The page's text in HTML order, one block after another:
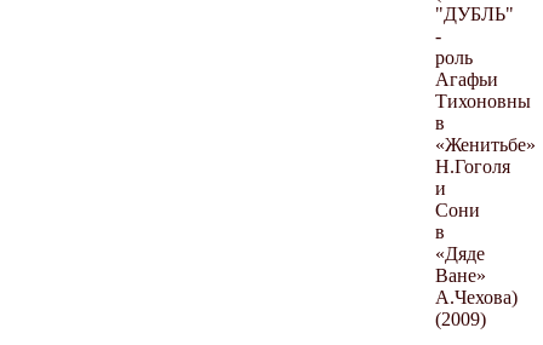
"ДУБЛЬ"
-
роль
Агафьи
Тихоновны
в
«Женитьбе»
Н.Гоголя
и
Сони
в
«Дяде
Ване»
А.Чехова)
(2009)